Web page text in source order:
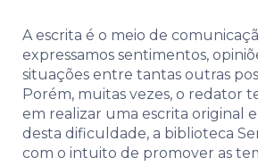
A escrita é o meio de
expressamos sentimentos,
situações entre tantas outras
Porém, muitas vezes, o redator
em realizar uma escrita original
desta dificuldade, a biblioteca
com o intuito de promover as